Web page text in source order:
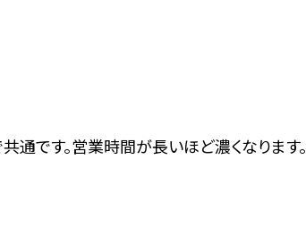
です。営業時間が長いほど濃くなります。